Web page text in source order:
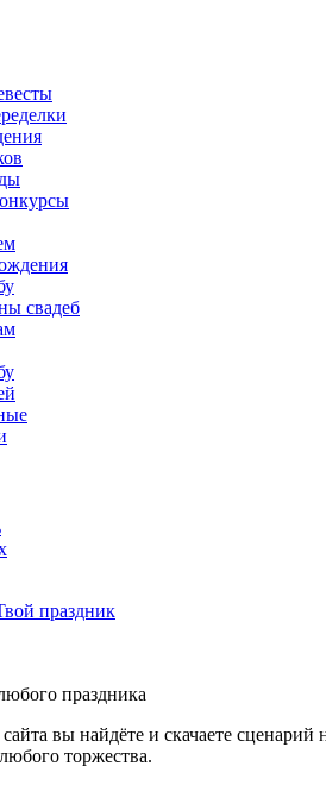
свадеб
праздника
вы найдёте и скачаете
торжества.